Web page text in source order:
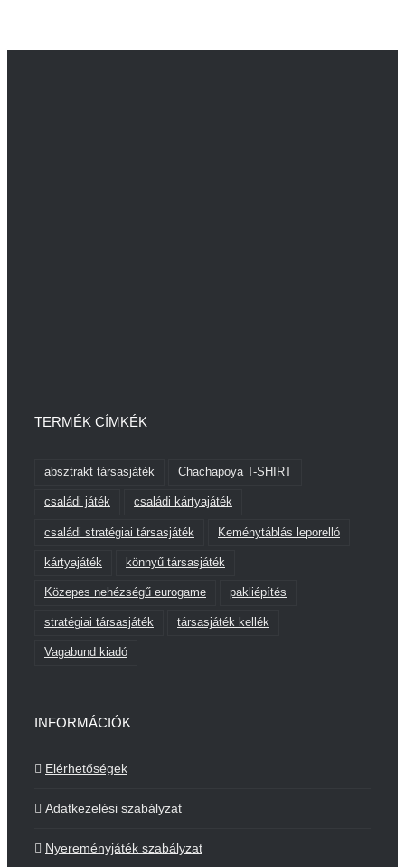
TERMÉK CÍMKÉK
absztrakt társasjáték Chachapoya T-SHIRT
családi játék családi kártyajáték
családi stratégiai társasjáték Keménytáblás leporelló
kártyajáték könnyű társasjáték
Közepes nehézségű eurogame pakliépítés
stratégiai társasjáték társasjáték kellék
Vagabund kiadó
INFORMÁCIÓK
Elérhetőségek
Adatkezelési szabályzat
Nyereményjáték szabályzat